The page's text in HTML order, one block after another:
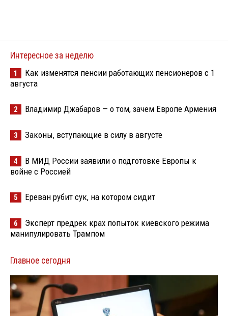
Интересное за неделю
1
Как изменятся пенсии работающих пенсионеров с 1
августа
2 Владимир Джабаров — о том, зачем Европе Армения
3 Законы, вступающие в силу в августе
4
В МИД России заявили о подготовке Европы к
войне с Россией
5 Ереван рубит сук, на котором сидит
6
Эксперт предрек крах попыток киевского режима
манипулировать Трампом
Главное сегодня